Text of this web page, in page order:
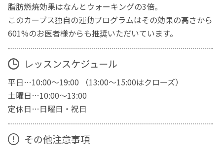
脂肪燃焼効果はなんとウォーキングの3倍。
このカーブス独自の運動プログラムはその効果の高さから
601%のお医者様からも推奨いただいています。
レッスンスケジュール
平日…10:00～19:00 （13:00～15:00はクローズ）
土曜日…10:00～13:00
定休日…日曜日・祝日
その他注意事項